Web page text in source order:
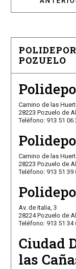
POZUELO
Camino de las
28223 Pozuelo de
Teléfono: 913 51 06
Camino de las
28223 Pozuelo de
Teléfono: 913 51 39
Av. de Italia, 3
28224 Pozuelo de
Teléfono: 913 51 34
Ciudad
las